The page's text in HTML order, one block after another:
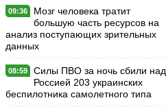
09:36
Мозг человека тратит
большую часть ресурсов на
анализ поступающих зрительных
данных
08:59
Силы ПВО за ночь сбили над
Россией 203 украинских
беспилотника самолетного типа